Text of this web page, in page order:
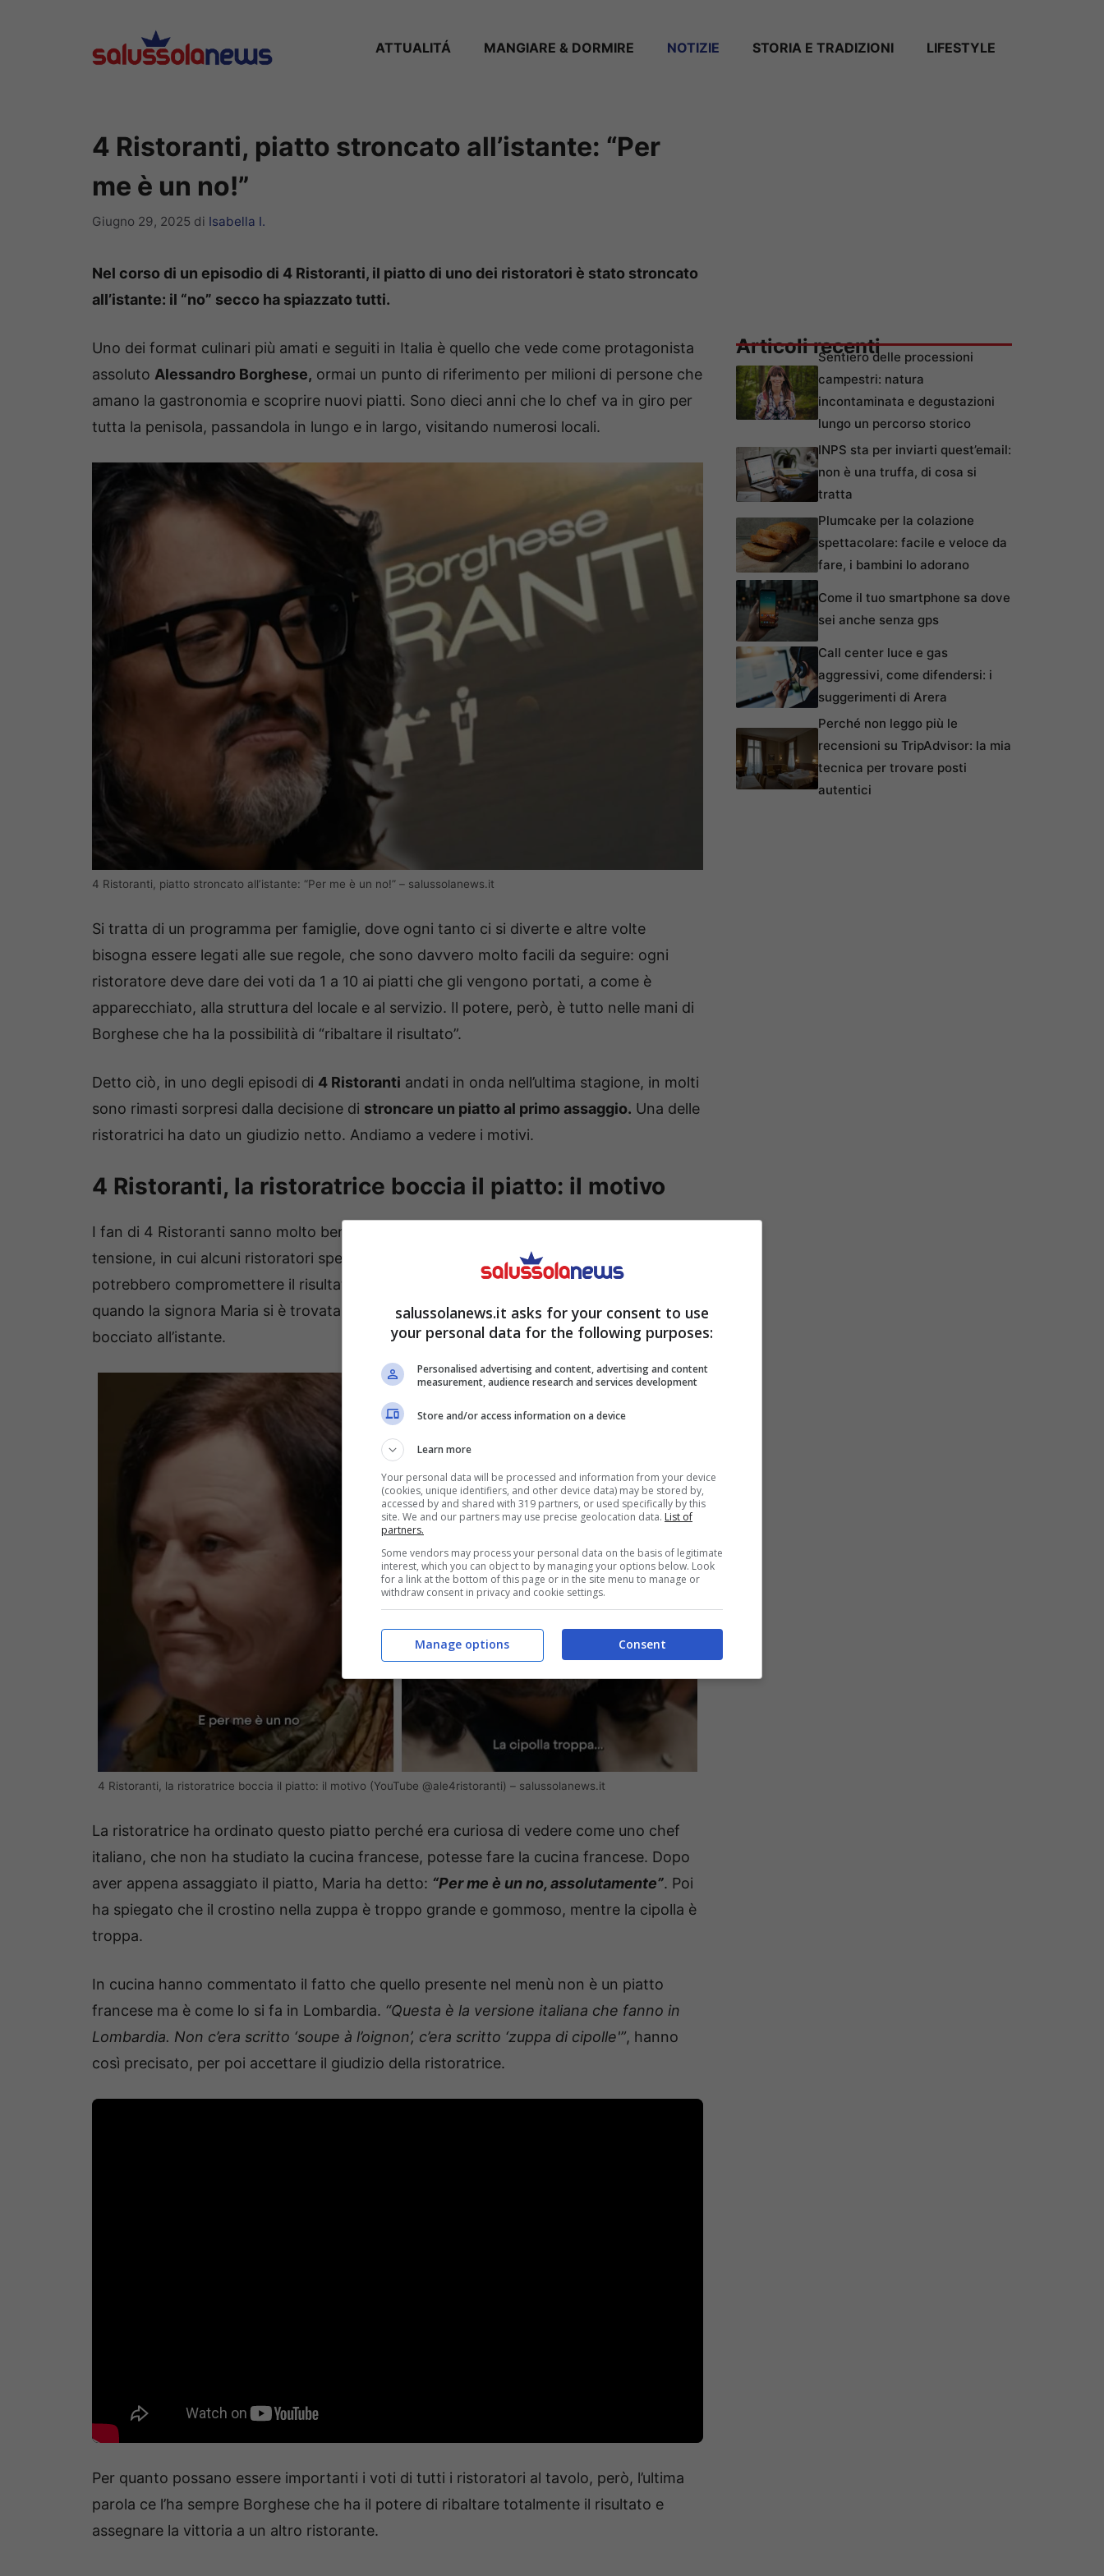
ATTUALITÁ MANGIARE & DORMIRE NOTIZIE STORIA E TRADIZIONI LIFESTYLE
4 Ristoranti, piatto stroncato all’istante: “Per
me è un no!”
Giugno 29, 2025 di Isabella I.
Nel corso di un episodio di 4 Ristoranti, il piatto di uno dei ristoratori è stato stroncato
all’istante: il “no” secco ha spiazzato tutti.
Uno dei format culinari più amati e seguiti in Italia è quello che vede come protagonista
assoluto Alessandro Borghese, ormai un punto di riferimento per milioni di persone che
amano la gastronomia e scoprire nuovi piatti. Sono dieci anni che lo chef va in giro per
tutta la penisola, passandola in lungo e in largo, visitando numerosi locali.
4 Ristoranti, piatto stroncato all’istante: “Per me è un no!” – salussolanews.it
Si tratta di un programma per famiglie, dove ogni tanto ci si diverte e altre volte
bisogna essere legati alle sue regole, che sono davvero molto facili da seguire: ogni
ristoratore deve dare dei voti da 1 a 10 ai piatti che gli vengono portati, a come è
apparecchiato, alla struttura del locale e al servizio. Il potere, però, è tutto nelle mani di
Borghese che ha la possibilità di “ribaltare il risultato”.
Detto ciò, in uno degli episodi di 4 Ristoranti andati in onda nell’ultima stagione, in molti
sono rimasti sorpresi dalla decisione di stroncare un piatto al primo assaggio. Una delle
ristoratrici ha dato un giudizio netto. Andiamo a vedere i motivi.
4 Ristoranti, la ristoratrice boccia il piatto: il motivo
I fan di 4 Ristoranti sanno molto bene che nel corso delle puntate ci sono momenti di
tensione, in cui alcuni ristoratori spesso si lasciano andare a giudizi severi, che
potrebbero compromettere il risultato finale. È ciò che è successo in un ristorante,
quando la signora Maria si è trovata davanti lazuppa di cipolle, un piatto che però ha
bocciato all’istante.
4 Ristoranti, la ristoratrice boccia il piatto: il motivo (YouTube @ale4ristoranti) – salussolanews.it
La ristoratrice ha ordinato questo piatto perché era curiosa di vedere come uno chef
italiano, che non ha studiato la cucina francese, potesse fare la cucina francese. Dopo
aver appena assaggiato il piatto, Maria ha detto: “Per me è un no, assolutamente”. Poi
ha spiegato che il crostino nella zuppa è troppo grande e gommoso, mentre la cipolla è
troppa.
In cucina hanno commentato il fatto che quello presente nel menù non è un piatto
francese ma è come lo si fa in Lombardia. “Questa è la versione italiana che fanno in
Lombardia. Non c’era scritto ‘soupe à l’oignon’, c’era scritto ‘zuppa di cipolle'”, hanno
così precisato, per poi accettare il giudizio della ristoratrice.
Per quanto possano essere importanti i voti di tutti i ristoratori al tavolo, però, l’ultima
parola ce l’ha sempre Borghese che ha il potere di ribaltare totalmente il risultato e
assegnare la vittoria a un altro ristorante.
Articoli recentiSentiero delle processioni
campestri: natura
incontaminata e degustazioni
lungo un percorso storico
INPS sta per inviarti quest’email:
non è una truffa, di cosa si
tratta
Plumcake per la colazione
spettacolare: facile e veloce da
fare, i bambini lo adorano
Come il tuo smartphone sa dove
sei anche senza gps
Call center luce e gas
aggressivi, come difendersi: i
suggerimenti di Arera
Perché non leggo più le
recensioni su TripAdvisor: la mia
tecnica per trovare posti
autentici
salussolanews.it asks for your consent to use
your personal data for the following purposes:
Personalised advertising and content, advertising and content
measurement, audience research and services development
Store and/or access information on a device
Learn more
Your personal data will be processed and information from your device
(cookies, unique identifiers, and other device data) may be stored by,
accessed by and shared with 319 partners, or used specifically by this
site. We and our partners may use precise geolocation data. List of
partners.
Some vendors may process your personal data on the basis of legitimate
interest, which you can object to by managing your options below. Look
for a link at the bottom of this page or in the site menu to manage or
withdraw consent in privacy and cookie settings.
Consent
Manage options